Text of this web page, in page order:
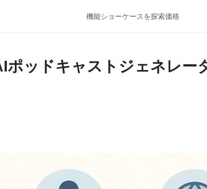
機能ショーケースを探索価格
ポッドキャストジェネレー